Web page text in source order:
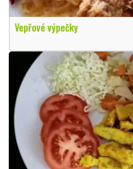
Vepřové výpečky